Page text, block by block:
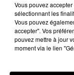
11 décembre
L'AGENDA
11/12/2023 À
L'agenda des
Vous pouvez
sélectionnant les
Vous pouvez
accepter". Vos
pouvez mettre à jour
moment via le lien